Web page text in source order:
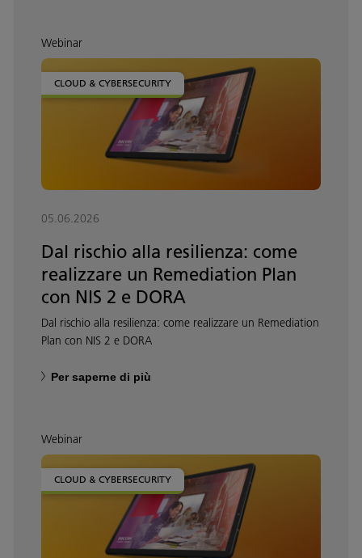
Webinar
CLOUD & CYBERSECURITY
05.06.2026
Dal rischio alla resilienza: come
realizzare un Remediation Plan
con NIS 2 e DORA
Dal rischio alla resilienza: come realizzare un Remediation
Plan con NIS 2 e DORA
Per saperne di più
Webinar
CLOUD & CYBERSECURITY